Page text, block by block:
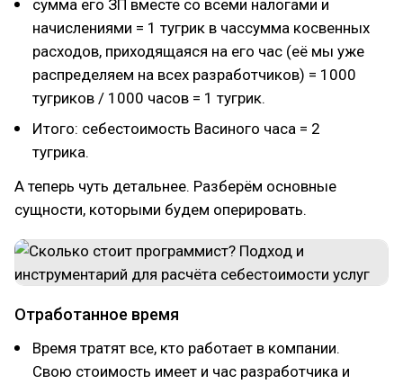
сумма его ЗП вместе со всеми налогами и
начислениями = 1 тугрик в чассумма косвенных
расходов, приходящаяся на его час (её мы уже
распределяем на всех разработчиков) = 1000
тугриков / 1000 часов = 1 тугрик.
Итого: себестоимость Васиного часа = 2
тугрика.
А теперь чуть детальнее. Разберём основные
сущности, которыми будем оперировать.
Отработанное время
Время тратят все, кто работает в компании.
Свою стоимость имеет и час разработчика и